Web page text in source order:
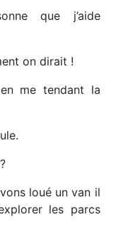
que j’aide
on dirait !
me tendant la
loué un van il
les parcs